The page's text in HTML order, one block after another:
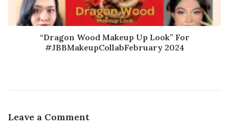
“Dragon Wood Makeup Up Look” For
#JBBMakeupCollabFebruary 2024
Leave a Comment